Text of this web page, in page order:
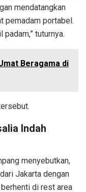
mendatangkan
pemadam portabel.
tuturnya.
Beragama di
Indah
menyebutkan,
Jakarta dengan
di rest area